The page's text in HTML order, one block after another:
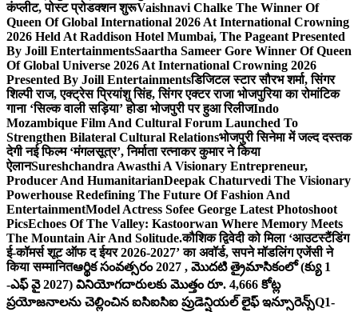
कंप्लीट, पोस्ट प्रोडक्शन शुरूVaishnavi Chalke The Winner Of
Queen Of Global International 2026 At International Crowning
2026 Held At Raddison Hotel Mumbai, The Pageant Presented
By Joill EntertainmentsSaartha Sameer Gore Winner Of Queen
Of Global Universe 2026 At International Crowning 2026
Presented By Joill Entertainmentsडिजिटल स्टार सौरभ शर्मा, सिंगर
शिल्पी राज, एक्ट्रेस प्रियांशु सिंह, सिंगर एक्टर राजा भोजपुरिया का रोमांटिक
गाना ‘सिल्क वाली सड़िया’ होडा भोजपुरी पर हुआ रिलीजIndo
Mozambique Film And Cultural Forum Launched To
Strengthen Bilateral Cultural Relationsभोजपुरी सिनेमा में जल्द दस्तक
देगी नई फिल्म ‘मंगलसूत्र’, निर्माता रत्नाकर कुमार ने किया
ऐलानSureshchandra Awasthi A Visionary Entrepreneur,
Producer And HumanitarianDeepak Chaturvedi The Visionary
Powerhouse Redefining The Future Of Fashion And
EntertainmentModel Actress Sofee George Latest Photoshoot
PicsEchoes Of The Valley: Kastoorwan Where Memory Meets
The Mountain Air And Solitude.कौशिक द्विवेदी को मिला ‘आउटस्टैंडिंग
ई-कॉमर्स शूट ऑफ द ईयर 2026-2027’ का अवॉर्ड, सपने मॉडलिंग एजेंसी ने
किया सम्मानितఆర్థిక సంవత్సరం 2027 , మొదటి త్రైమాసికంలో (క్యు 1
-ఎఫ్ వై 2027) వినియోగదారులకు మొత్తం రూ. 4,666 కోట్ల
ప్రయోజనాలను చెల్లించిన ఐసిఐసిఐ ప్రుడెన్షియల్ లైఫ్ ఇన్సూరెన్స్Q1-